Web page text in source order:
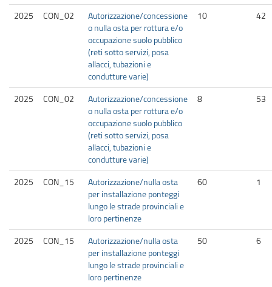
2025 CON_02
Autorizzazione/concessione
o nulla osta per rottura e/o
occupazione suolo pubblico
(reti sotto servizi, posa
allacci, tubazioni e
condutture varie)
10 42
2025 CON_02
Autorizzazione/concessione
o nulla osta per rottura e/o
occupazione suolo pubblico
(reti sotto servizi, posa
allacci, tubazioni e
condutture varie)
8 53
2025 CON_15
Autorizzazione/nulla osta
per installazione ponteggi
lungo le strade provinciali e
loro pertinenze
60 1
2025 CON_15
Autorizzazione/nulla osta
per installazione ponteggi
lungo le strade provinciali e
loro pertinenze
50 6